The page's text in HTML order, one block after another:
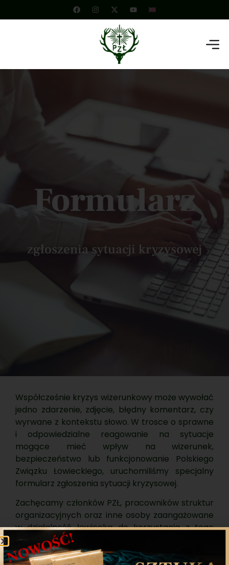
Formularz
zgłoszenia sytuacji kryzysowej
Współcześnie kryzys wizerunkowy może wywołać
jedno zdarzenie, zdjęcie, błędny komentarz, czy
wyrwane z kontekstu słowo. W trosce o sprawne
i odpowiedzialne reagowanie na sytuacje
mogące mieć wpływ na wizerunek,
bezpieczeństwo lub funkcjonowanie Polskiego
Związku Łowieckiego, uruchomiliśmy specjalny
formularz zgłoszenia sytuacji kryzysowej.
Zachęcamy członków PZŁ, pracowników struktur
organizacyjnych oraz inne osoby zaangażowane
w działalność łowiecką do korzystania z tego
narzędzia w przypadku wystąpienia incydentu
wymagającego niezwłocznej reakcji.